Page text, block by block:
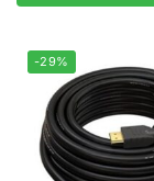
-29%